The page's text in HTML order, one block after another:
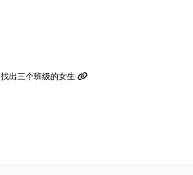
找出三个班级的女生